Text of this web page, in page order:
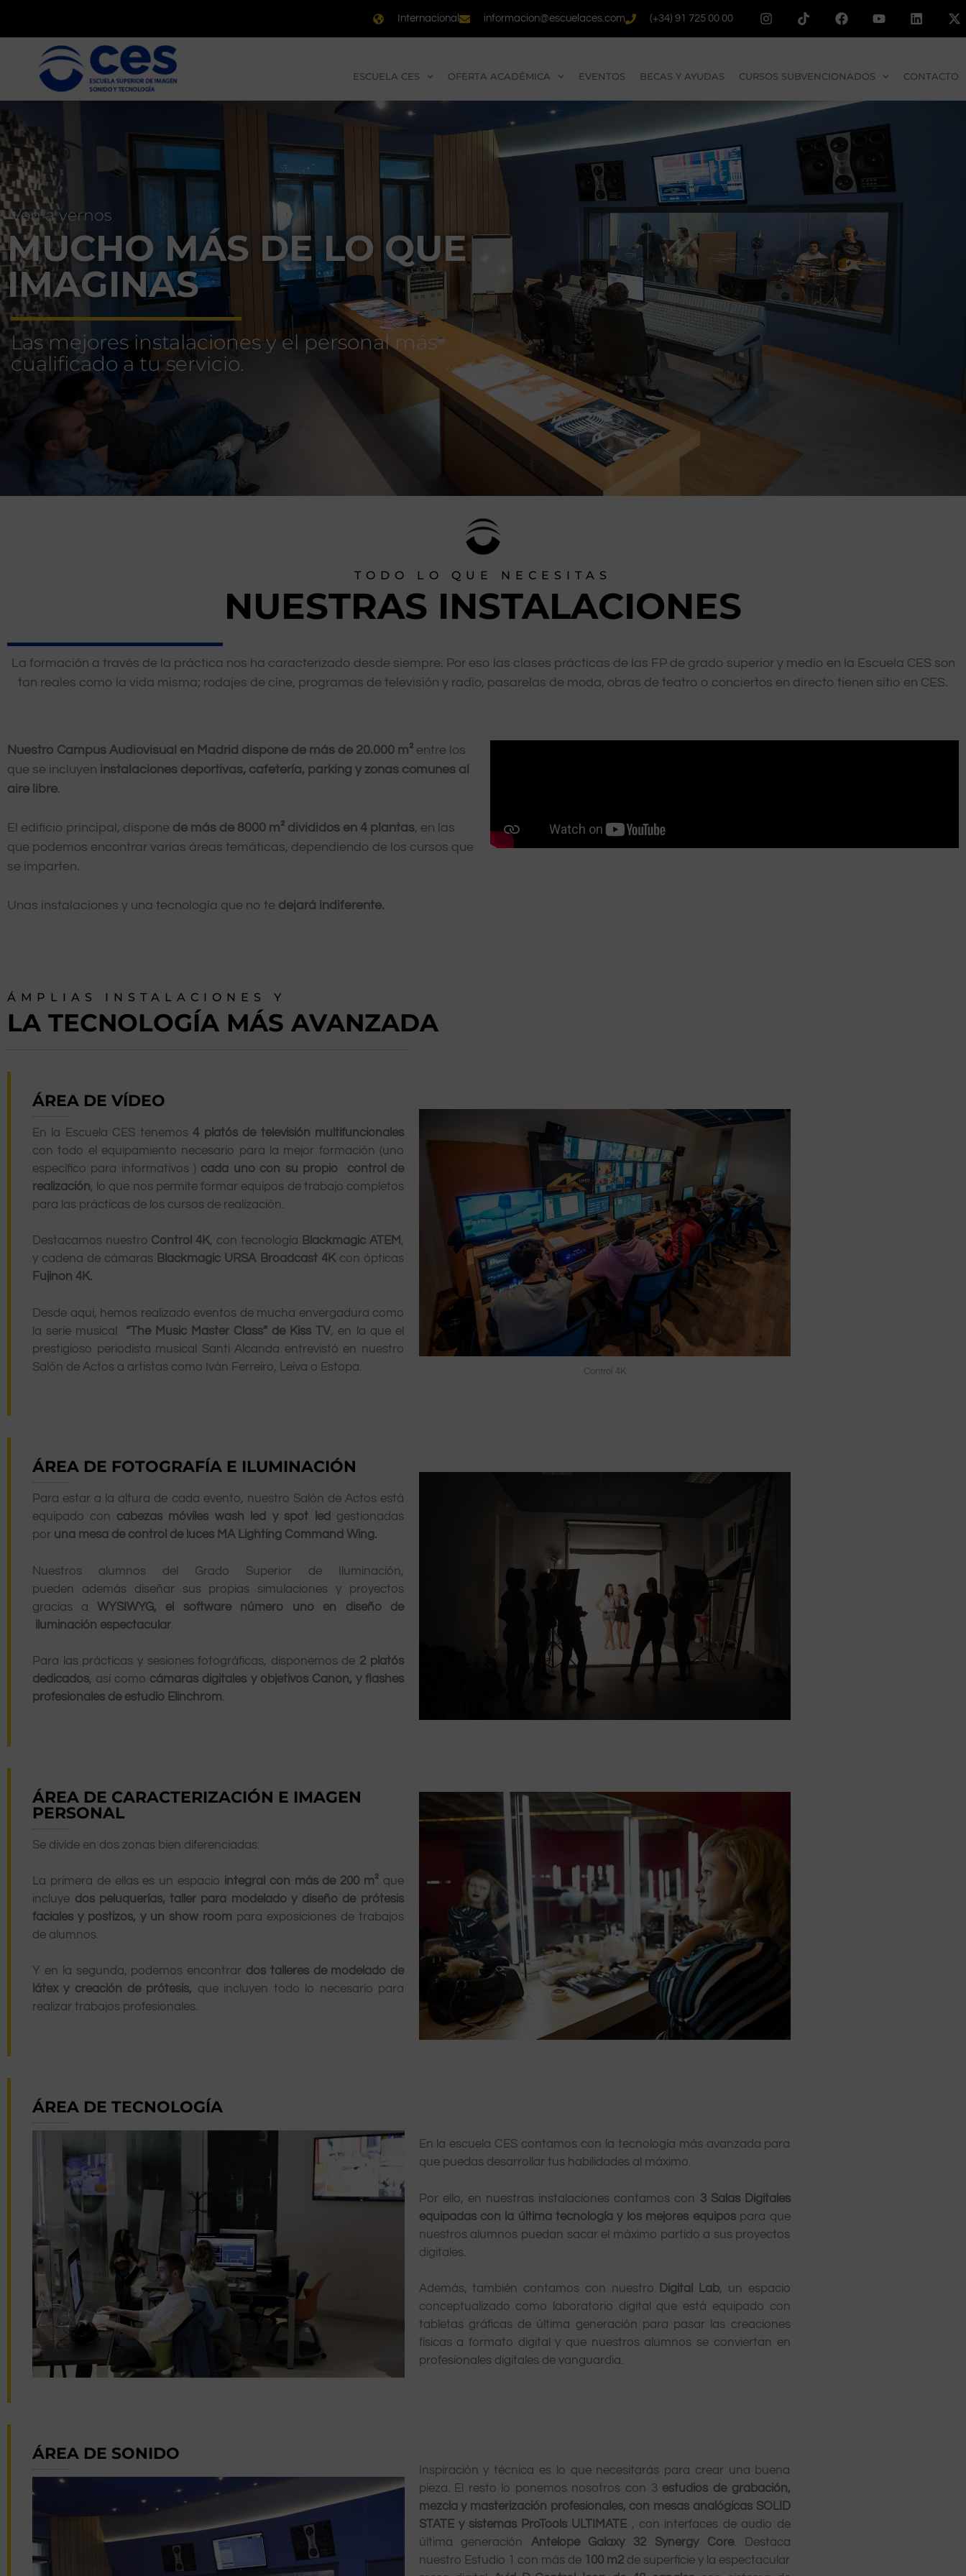
Internacional informacion@escuelaces.com (+34) 91 725 00 00
ESCUELA CES OFERTA ACADÉMICA EVENTOS BECAS Y AYUDAS CURSOS SUBVENCIONADOS CONTACTO
Ven a vernos
MUCHO MÁS DE LO QUE
IMAGINAS
Las mejores instalaciones y el personal más
cualificado a tu servicio.
TODO LO QUE NECESITAS
NUESTRAS INSTALACIONES
La formación a través de la práctica nos ha caracterizado desde siempre. Por eso las clases prácticas de las FP de grado superior y medio en la Escuela CES son
tan reales como la vida misma; rodajes de cine, programas de televisión y radio, pasarelas de moda, obras de teatro o conciertos en directo tienen sitio en CES.
Nuestro Campus Audiovisual en Madrid dispone de más de 20.000 m² entre los
que se incluyen instalaciones deportivas, cafetería, parking y zonas comunes al
aire libre.
El edificio principal, dispone de más de 8000 m² divididos en 4 plantas, en las
que podemos encontrar varias áreas temáticas, dependiendo de los cursos que
se imparten.
Unas instalaciones y una tecnología que no te dejará indiferente.
ÁMPLIAS INSTALACIONES Y
LA TECNOLOGÍA MÁS AVANZADA
ÁREA DE VÍDEO
En la Escuela CES tenemos 4 platós de televisión multifuncionales
con todo el equipamiento necesario para la mejor formación (uno
específico para informativos ) cada uno con su propio control de
realización, lo que nos permite formar equipos de trabajo completos
para las prácticas de los cursos de realización.
Destacamos nuestro Control 4K, con tecnología Blackmagic ATEM ,
y cadena de cámaras Blackmagic URSA Broadcast 4K con ópticas
Fujinon 4K.
Desde aquí, hemos realizado eventos de mucha envergadura como
la serie musical “The Music Master Class” de Kiss TV, en la que el
prestigioso periodista musical Santi Alcanda entrevistó en nuestro
Salón de Actos a artistas como Iván Ferreiro, Leiva o Estopa.
Control 4K
ÁREA DE FOTOGRAFÍA E ILUMINACIÓN
Para estar a la altura de cada evento, nuestro Salón de Actos está
equipado con cabezas móviles wash led y spot led gestionadas
por una mesa de control de luces MA Lighting Command Wing.
Nuestros alumnos del Grado Superior de Iluminación,
pueden además diseñar sus propias simulaciones y proyectos
gracias a WYSIWYG, el software número uno en diseño de
iluminación espectacular.
Para las prácticas y sesiones fotográficas, disponemos de 2 platós
dedicados, así como cámaras digitales y objetivos Canon, y flashes
profesionales de estudio Elinchrom.
ÁREA DE CARACTERIZACIÓN E IMAGEN
PERSONAL
Se divide en dos zonas bien diferenciadas:
La primera de ellas es un espacio integral con más de 200 m² que
incluye dos peluquerías, taller para modelado y diseño de prótesis
faciales y postizos, y un show room para exposiciones de trabajos
de alumnos.
Y en la segunda, podemos encontrar dos talleres de modelado de
látex y creación de prótesis, que incluyen todo lo necesario para
realizar trabajos profesionales.
ÁREA DE TECNOLOGÍA
En la escuela CES contamos con la tecnología más avanzada para
que puedas desarrollar tus habilidades al máximo.
Por ello, en nuestras instalaciones contamos con 3 Salas Digitales
equipadas con la última tecnología y los mejores equipospara que
nuestros alumnos puedan sacar el máximo partido a sus proyectos
digitales.
Además, también contamos con nuestro Digital Lab, un espacio
conceptualizado como laboratorio digital que está equipado con
tabletas gráficas de última generación para pasar las creaciones
físicas a formato digital y que nuestros alumnos se conviertan en
profesionales digitales de vanguardia.
ÁREA DE SONIDO
Inspiración y técnica es lo que necesitarás para crear una buena
pieza. El resto lo ponemos nosotros con 3 estudios de grabación,
mezcla y masterización profesionales, con mesas analógicas SOLID
STATE y sistemas ProTools ULTIMATE , con interfaces de audio de
última generación Antelope Galaxy 32 Synergy Core. Destaca
nuestro Estudio 1 con más de 100 m2de superficie y la espectacular